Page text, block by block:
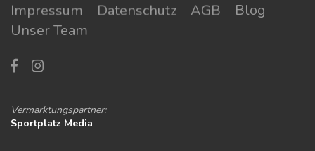
Impressum Datenschutz AGB
Blog
Unser Team
Vermarktungspartner:
Sportplatz Media